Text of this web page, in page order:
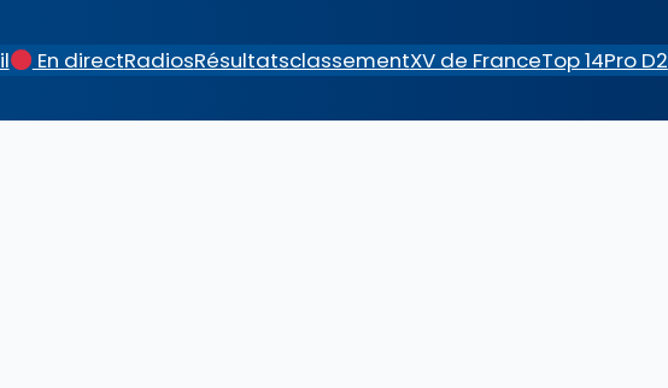
En directRadiosRésultatsclassementXV de FranceTop 14Pro D2